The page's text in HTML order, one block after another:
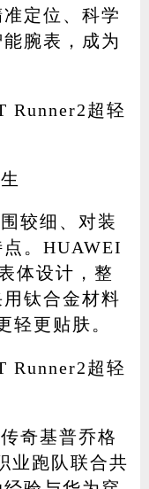
定位、科学
腕表，成为
较细、对装
。HUAWEI
体设计，整
钛合金材料
轻更贴肤。
奇基普乔格
业跑队联合共